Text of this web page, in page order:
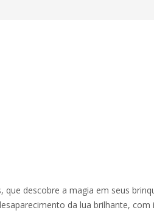
que descobre a magia em seus
da lua brilhante, com